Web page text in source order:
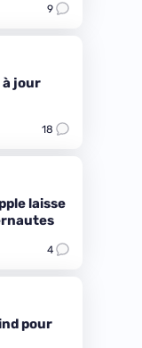
9
à jour
18
laisse
4
pour